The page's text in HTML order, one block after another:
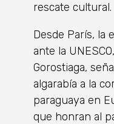
rescate cultural.
Desde París, la
ante la
Gorostiaga,
algarabía a la
paraguaya en
que honran al